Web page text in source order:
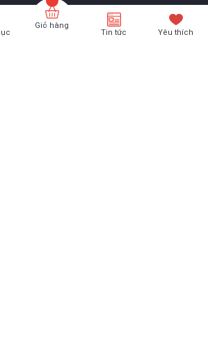
ký doanh nghiệp số 0104911906 cấp ngày
do Sở kế hoạch và đầu tư thành phố Hà Nội
Giỏ hàng
Tin tức Yêu thích